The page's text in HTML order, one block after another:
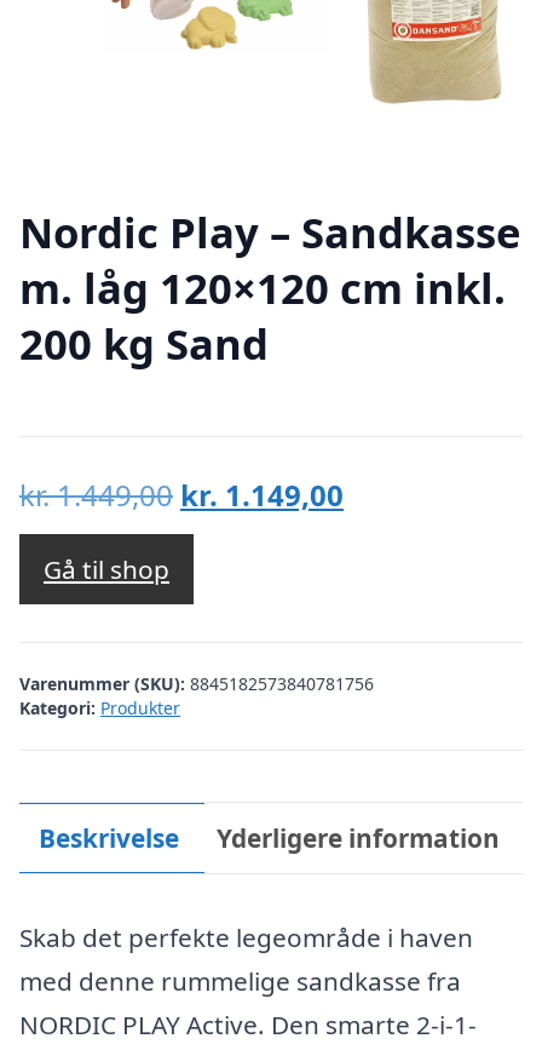
Nordic Play – Sandkasse
m. låg 120×120 cm inkl.
200 kg Sand
kr.1.449,00 Den
oprindelige
var:
kr. 1.449,00.
kr. 1.149,00
kr. 1.149,00.
Gå til shop
Varenummer (SKU): 8845182573840781756
Kategori: Produkter
Beskrivelse Yderligere information
Skab det perfekte legeområde i haven
med denne rummelige sandkasse fra
NORDIC PLAY Active. Den smarte 2-i-1-